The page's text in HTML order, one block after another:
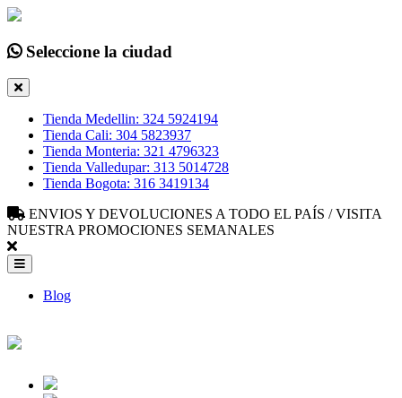
Seleccione la ciudad
Tienda Medellin: 324 5924194
Tienda Cali: 304 5823937
Tienda Monteria: 321 4796323
Tienda Valledupar: 313 5014728
Tienda Bogota: 316 3419134
ENVIOS Y DEVOLUCIONES A TODO EL PAÍS / VISITA
NUESTRA PROMOCIONES SEMANALES
Blog